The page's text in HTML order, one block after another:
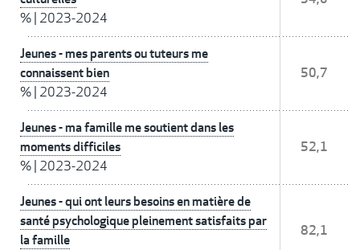
% 2023-2024
Jeunes - mes parents ou tuteurs me
connaissent bien
% 2023-2024
50,7
Jeunes - ma famille me soutient dans les
moments difficiles
% 2023-2024
52,1
Jeunes - qui ont leurs besoins en matière de
santé psychologique pleinement satisfaits par
la famille
82,1